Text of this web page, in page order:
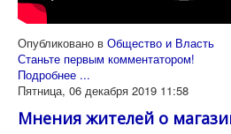
Опубликовано в Общество и Власть
Станьте первым комментатором!
Подробнее ...
Пятница, 06 декабря 2019 11:58
Мнения жителей о